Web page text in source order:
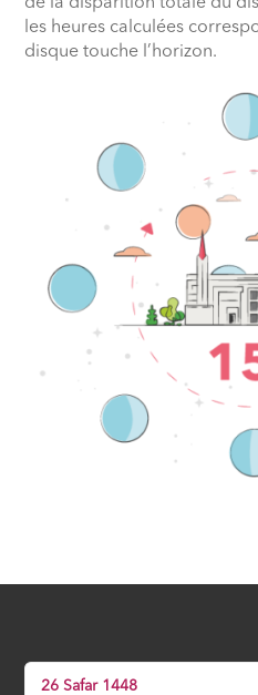
les heures calculées
disque touche l’horizon.
26 Safar 1448